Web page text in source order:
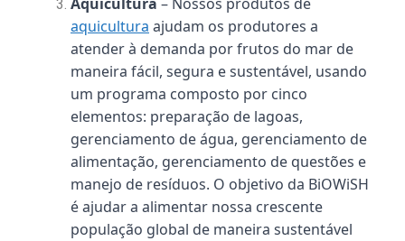
Aquicultura – Nossos produtos de
aquicultura ajudam os produtores a
atender à demanda por frutos do mar de
maneira fácil, segura e sustentável, usando
um programa composto por cinco
elementos: preparação de lagoas,
gerenciamento de água, gerenciamento de
alimentação, gerenciamento de questões e
manejo de resíduos. O objetivo da BiOWiSH
é ajudar a alimentar nossa crescente
população global de maneira sustentável